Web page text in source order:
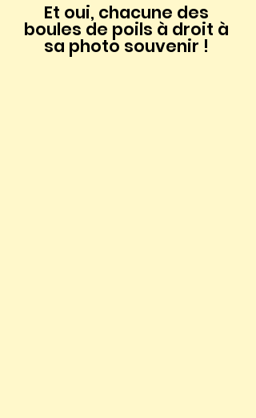
Et oui, chacune des
boules de poils à droit à
sa photo souvenir !